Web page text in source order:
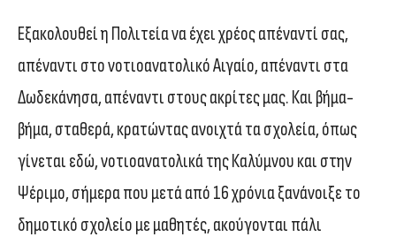
Εξακολουθεί η Πολιτεία να έχει χρέος απέναντί σας,
απέναντι στο νοτιοανατολικό Αιγαίο, απέναντι στα
Δωδεκάνησα, απέναντι στους ακρίτες μας. Και βήμα-
βήμα, σταθερά, κρατώντας ανοιχτά τα σχολεία, όπως
γίνεται εδώ, νοτιοανατολικά της Καλύμνου και στην
Ψέριμο, σήμερα που μετά από 16 χρόνια ξανάνοιξε το
δημοτικό σχολείο με μαθητές, ακούγονται πάλι